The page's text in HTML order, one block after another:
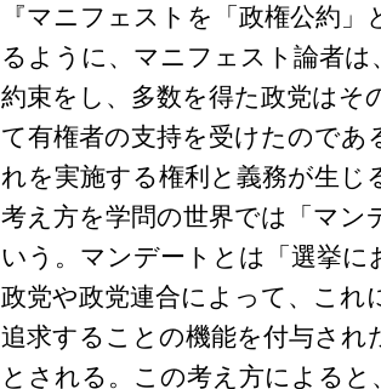
『マニフェストを「政権公約
るように、マニフェスト論者
約束をし、多数を得た政党はそ
て有権者の支持を受けたのであ
れを実施する権利と義務が生じ
考え方を学問の世界では「マン
いう。マンデートとは「選挙に
政党や政党連合によって、これ
追求することの機能を付与され
とされる。この考え方による